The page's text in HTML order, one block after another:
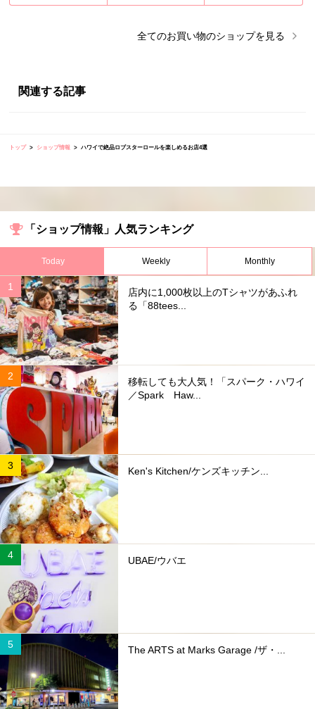
全てのお買い物のショップを見る
関連する記事
トップ ショップ情報 ハワイで絶品ロブスターロールを楽しめるお店4選
「ショップ情報」人気ランキング
Today Weekly Monthly
店内に1,000枚以上のTシャツがあふれ
る「88tees...
移転しても大人気！「スパーク・ハワイ
／Spark Haw...
Ken's Kitchen/ケンズキッチン...
UBAE/ウバエ
The ARTS at Marks Garage /ザ・...